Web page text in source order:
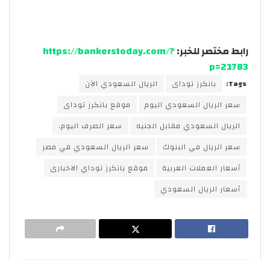
رابط مختصر للخبر:https://bankerstoday.com/?
p=21783
Tags: بانكرز توداى
الريال السعودي الآن
سعر الريال السعودي اليوم
موقع بانكرز توداى
الريال السعودي مقابل الجنيه
سعر الصرف اليوم.
سعر الريال في البنوك
سعر الريال السعودي في مصر
أسعار العملات العربية
موقع بانكرز توداي الاخبارى
أسعار الريال السعودي